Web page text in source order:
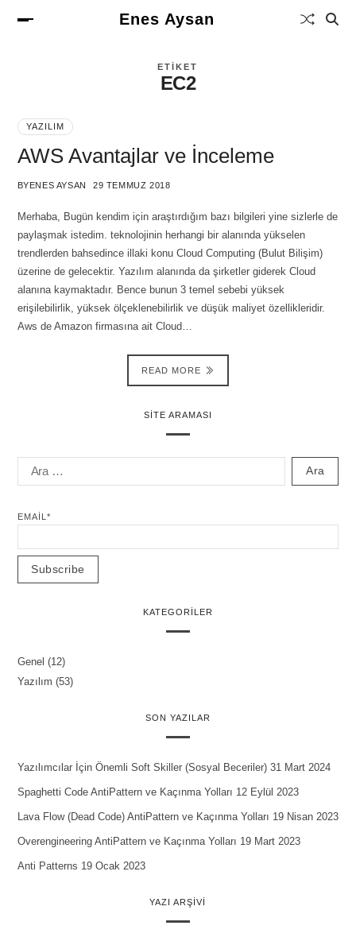
Enes Aysan
ETIKET
EC2
YAZILIM
AWS Avantajlar ve İnceleme
BYENES AYSAN 29 TEMMUZ 2018
Merhaba, Bugün kendim için araştırdığım bazı bilgileri yine sizlerle de
paylaşmak istedim. teknolojinin herhangi bir alanında yükselen
trendlerden bahsedince illaki konu Cloud Computing (Bulut Bilişim)
üzerine de gelecektir. Yazılım alanında da şirketler giderek Cloud
alanına kaymaktadır. Bence bunun 3 temel sebebi yüksek
erişilebilirlik, yüksek ölçeklenebilirlik ve düşük maliyet özellikleridir.
Aws de Amazon firmasına ait Cloud…
READ MORE
SITE ARAMASI
EMAIL*
KATEGORILER
Genel (12)
Yazılım (53)
SON YAZILAR
Yazılımcılar İçin Önemli Soft Skiller (Sosyal Beceriler) 31 Mart 2024
Spaghetti Code AntiPattern ve Kaçınma Yolları 12 Eylül 2023
Lava Flow (Dead Code) AntiPattern ve Kaçınma Yolları 19 Nisan 2023
Overengineering AntiPattern ve Kaçınma Yolları 19 Mart 2023
Anti Patterns 19 Ocak 2023
YAZI ARŞIVI